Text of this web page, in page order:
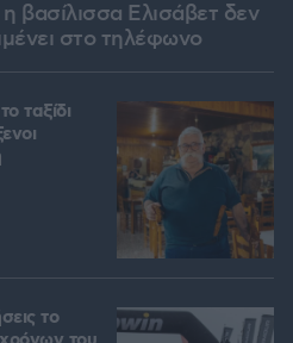
βασίλισσα Ελισάβετ δεν
στο τηλέφωνο
ταξίδι
το